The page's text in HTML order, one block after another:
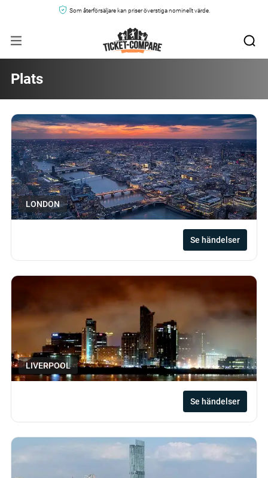
Som återförsäljare kan priser överstiga nominellt värde.
Plats
LONDON
Se händelser
LIVERPOOL
Se händelser